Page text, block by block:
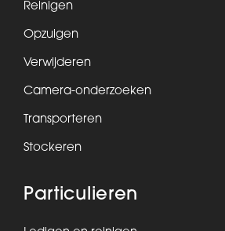
Reinigen
Opzuigen
Verwijderen
Camera-onderzoeken
Transporteren
Stockeren
Particulieren